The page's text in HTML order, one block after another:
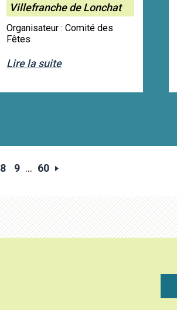
Villefranche de Lonchat
Organisateur : Comité des
Fêtes
Lire la suite
8 9 ... 60